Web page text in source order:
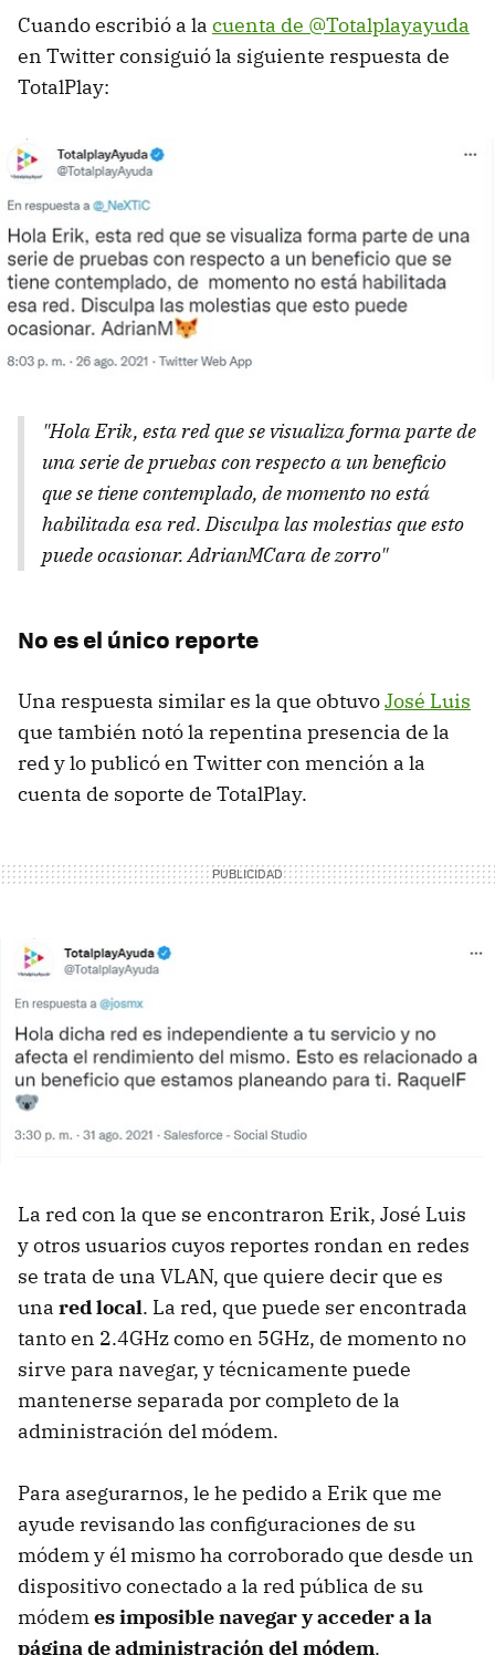
Cuando escribió a la cuenta de @Totalplayayuda
en Twitter consiguió la siguiente respuesta de
TotalPlay:
"Hola Erik, esta red que se visualiza forma parte de
una serie de pruebas con respecto a un beneficio
que se tiene contemplado, de momento no está
habilitada esa red. Disculpa las molestias que esto
puede ocasionar. AdrianMCara de zorro"
No es el único reporte
Una respuesta similar es la que obtuvoJosé Luis
que también notó la repentina presencia de la
red y lo publicó en Twitter con mención a la
cuenta de soporte de TotalPlay.
La red con la que se encontraron Erik, José Luis
y otros usuarios cuyos reportes rondan en redes
se trata de una VLAN, que quiere decir que es
una red local. La red, que puede ser encontrada
tanto en 2.4GHz como en 5GHz, de momento no
sirve para navegar, y técnicamente puede
mantenerse separada por completo de la
administración del módem.
Para asegurarnos, le he pedido a Erik que me
ayude revisando las configuraciones de su
módem y él mismo ha corroborado que desde un
dispositivo conectado a la red pública de su
módem es imposible navegar y acceder a la
página de administración del módem.